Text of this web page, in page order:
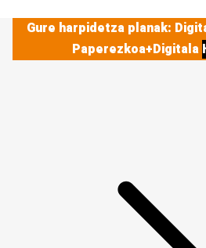
Gure harpidetza planak:
Paperezkoa+Digitala